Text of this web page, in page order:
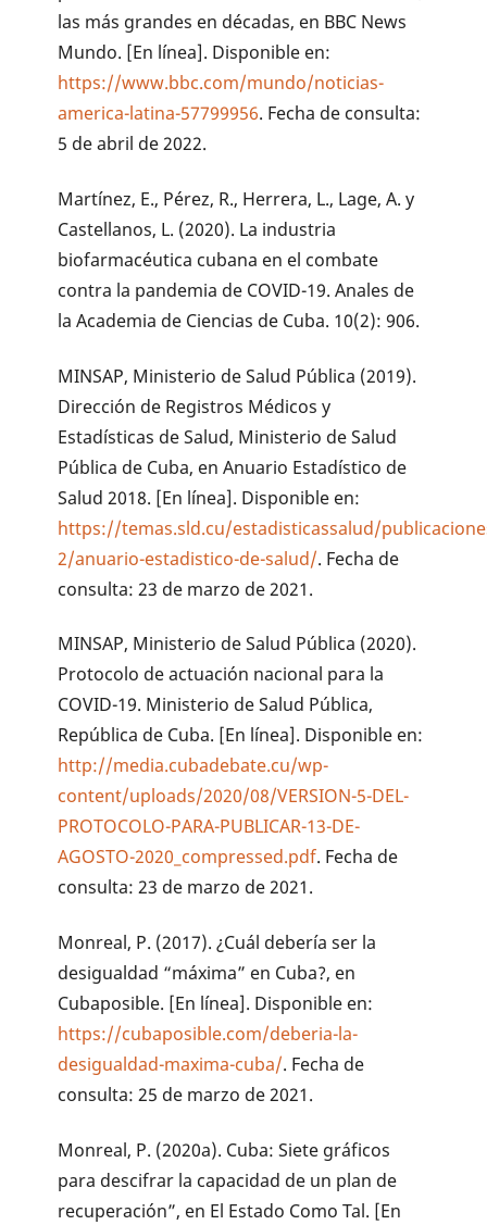
las más grandes en décadas, en BBC News
Mundo. [En línea]. Disponible en:
https://www.bbc.com/mundo/noticias-
america-latina-57799956. Fecha de consulta:
5 de abril de 2022.
Martínez, E., Pérez, R., Herrera, L., Lage, A. y
Castellanos, L. (2020). La industria
biofarmacéutica cubana en el combate
contra la pandemia de COVID-19. Anales de
la Academia de Ciencias de Cuba. 10(2): 906.
MINSAP, Ministerio de Salud Pública (2019).
Dirección de Registros Médicos y
Estadísticas de Salud, Ministerio de Salud
Pública de Cuba, en Anuario Estadístico de
Salud 2018. [En línea]. Disponible en:
https://temas.sld.cu/estadisticassalud/
2/anuario-estadistico-de-salud/. Fecha de
consulta: 23 de marzo de 2021.
MINSAP, Ministerio de Salud Pública (2020).
Protocolo de actuación nacional para la
COVID-19. Ministerio de Salud Pública,
República de Cuba. [En línea]. Disponible en:
http://media.cubadebate.cu/wp-
content/uploads/2020/08/VERSION-5-DEL-
PROTOCOLO-PARA-PUBLICAR-13-DE-
AGOSTO-2020_compressed.pdf. Fecha de
consulta: 23 de marzo de 2021.
Monreal, P. (2017). ¿Cuál debería ser la
desigualdad “máxima” en Cuba?, en
Cubaposible. [En línea]. Disponible en:
https://cubaposible.com/deberia-la-
desigualdad-maxima-cuba/. Fecha de
consulta: 25 de marzo de 2021.
Monreal, P. (2020a). Cuba: Siete gráficos
para descifrar la capacidad de un plan de
recuperación”, en El Estado Como Tal. [En